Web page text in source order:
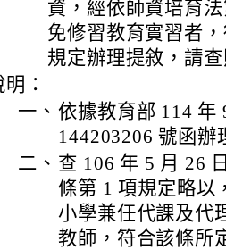
資，經依師資培育
免修習教育實習者
規定辦理提敘，請查
：
一、 依據教育部 114 年
144203206 號函辦
二、 查 106 年 5 月 26
條第 1 項規定略以
小學兼任代課及代
教師，符合該條所